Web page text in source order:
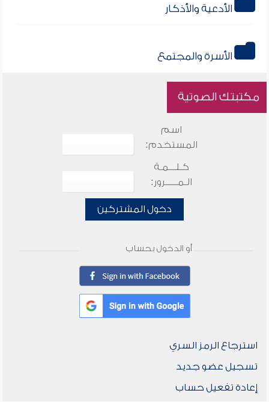
الأدعية والأذكار
الأسرة والمجتمع
مكتبتك الصوتية
اسم
المستخدم:
كـلـــمـة
الـمـــــرور:
دخول المشتركين
أو الدخول بحساب
استرجاع الرمز السري
تسجيل عضو جديد
إعادة تفعيل حساب